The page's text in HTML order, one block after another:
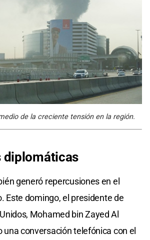
de la creciente tensión en la región.
diplomáticas
generó repercusiones en el
Este domingo, el presidente de
Mohamed bin Zayed Al
una conversación telefónica con el